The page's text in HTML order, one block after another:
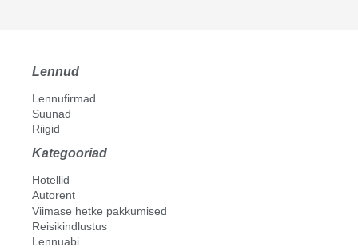
Lennud
Lennufirmad
Suunad
Riigid
Kategooriad
Hotellid
Autorent
Viimase hetke pakkumised
Reisikindlustus
Lennuabi